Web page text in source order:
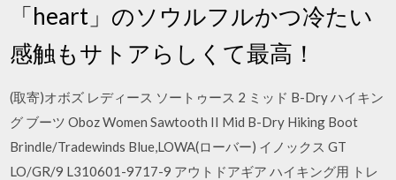
「heart」のソウルフルかつ冷たい
感触もサトアらしくて最高！
(取寄)オボズ レディース ソートゥース 2 ミッド B-Dry ハイキン
グ ブーツ Oboz Women Sawtooth II Mid B-Dry Hiking Boot
Brindle/Tradewinds Blue,LOWA(ローバー) イノックス GT
LO/GR/9 L310601-9717-9 アウトドアギア ハイキング用 トレ